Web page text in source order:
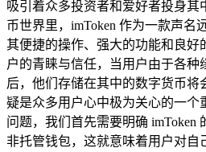
吸引着众多投资者和爱好者投身其
币世界里，imToken 作为一款声名
其便捷的操作、强大的功能和良好
户的青睐与信任，当用户由于各种
后，他们存储在其中的数字货币将
疑是众多用户心中极为关心的一个
问题，我们首先需要明确 imToken
非托管钱包，这就意味着用户对自